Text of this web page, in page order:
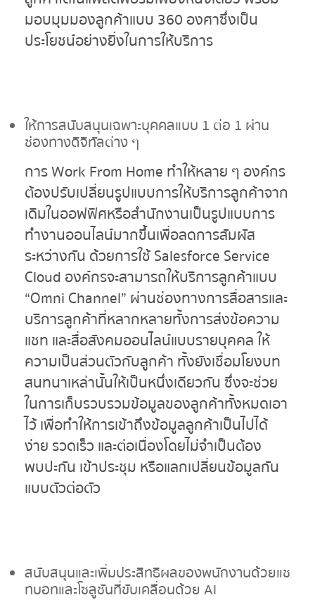
มอบมุมมองลูกค้าแบบ 360 องศาซึ่งเป็น
ประโยชน์อย่างยิ่งในการให้บริการ
ให้การสนับสนุนเฉพาะบุคคลแบบ 1 ต่อ 1 ผ่าน
ช่องทางดิจิทัลต่าง ๆ
การ Work From Home ทำให้หลาย ๆ องค์กร
ต้องปรับเปลี่ยนรูปแบบการให้บริการลูกค้าจาก
เดิมในออฟฟิศหรือสำนักงานเป็นรูปแบบการ
ทำงานออนไลน์มากขึ้นเพื่อลดการสัมผัส
ระหว่างกัน ด้วยการใช้ Salesforce Service
Cloud องค์กรจะสามารถให้บริการลูกค้าแบบ
“Omni Channel” ผ่านช่องทางการสื่อสารและ
บริการลูกค้าที่หลากหลายทั้งการส่งข้อความ
แชท และสื่อสังคมออนไลน์แบบรายบุคคล ให้
ความเป็นส่วนตัวกับลูกค้า ทั้งยังเชื่อมโยงบท
สนทนาเหล่านั้นให้เป็นหนึ่งเดียวกัน ซึ่งจะช่วย
ในการเก็บรวบรวมข้อมูลของลูกค้าทั้งหมดเอา
ไว้ เพื่อทำให้การเข้าถึงข้อมูลลูกค้าเป็นไปได้
ง่าย รวดเร็ว และต่อเนื่องโดยไม่จำเป็นต้อง
พบปะกัน เข้าประชุม หรือแลกเปลี่ยนข้อมูลกัน
แบบตัวต่อตัว
สนับสนุนและเพิ่มประสิทธิผลของพนักงานด้วยแช
ทบอทและโซลูชันที่ขับเคลื่อนด้วย AI